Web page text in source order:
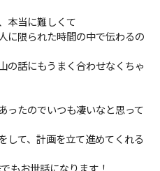
本当に難しくて
に限られた時間の中で伝わるの
の話にもうまく合わせなくちゃ
ったのでいつも凄いなと思って
して、計画を立て進めてくれる
もお世話になります！